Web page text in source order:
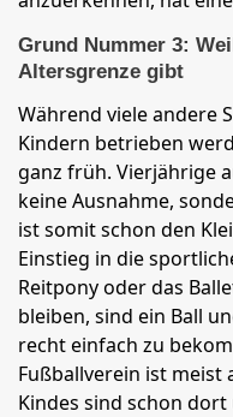
Grund Nummer 3:
Altersgrenze gibt
Während viele andere
Kindern betrieben
ganz früh. Vierjährige
keine Ausnahme,
ist somit schon den
Einstieg in die
Reitpony oder das
bleiben, sind ein Ball
recht einfach zu
Fußballverein ist meist
Kindes sind schon